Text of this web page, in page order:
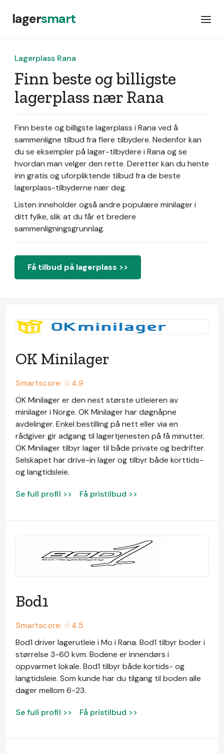
lagersmart
Lagerplass Rana
Finn beste og billigste
lagerplass nær Rana
Finn beste og billigste lagerplass i Rana ved å
sammenligne tilbud fra flere tilbydere. Nedenfor kan
du se eksempler på lager-tilbydere i Rana og se
hvordan man velger den rette. Deretter kan du hente
inn gratis og uforpliktende tilbud fra de beste
lagerplass-tilbyderne nær deg.
Listen inneholder også andre populære minilager i
ditt fylke, slik at du får et bredere
sammenligningsgrunnlag.
Få tilbud på lagerplass >>
OK Minilager
Smartscore: ☆4.9
OK Minilager er den nest største utleieren av
minilager i Norge. OK Minilager har døgnåpne
avdelinger. Enkel bestilling på nett eller via en
rådgiver gir adgang til lagertjenesten på få minutter.
OK Minilager tilbyr lager til både private og bedrifter.
Selskapet har drive-in lager og tilbyr både korttids-
og langtidsleie.
Se full profil >> Få pristilbud >>
Bod1
Smartscore: ☆4.5
Bod1 driver lagerutleie i Mo i Rana. Bod1 tilbyr boder i
størrelse 3-60 kvm. Bodene er innendørs i
oppvarmet lokale. Bod1 tilbyr både kortids- og
langtidsleie. Som kunde har du tilgang til boden alle
dager mellom 6-23.
Se full profil >> Få pristilbud >>